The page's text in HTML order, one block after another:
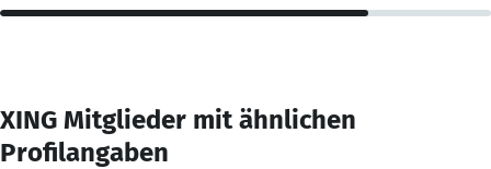
XING Mitglieder mit ähnlichen
Profilangaben